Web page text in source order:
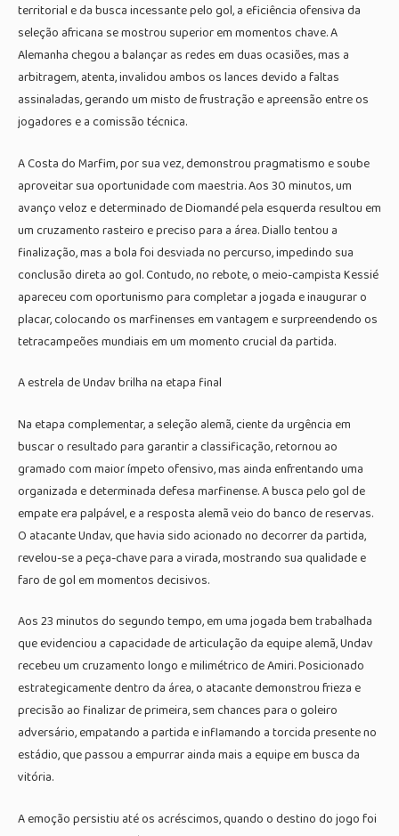
territorial e da busca incessante pelo gol, a eficiência ofensiva da
seleção africana se mostrou superior em momentos chave. A
Alemanha chegou a balançar as redes em duas ocasiões, mas a
arbitragem, atenta, invalidou ambos os lances devido a faltas
assinaladas, gerando um misto de frustração e apreensão entre os
jogadores e a comissão técnica.
A Costa do Marfim, por sua vez, demonstrou pragmatismo e soube
aproveitar sua oportunidade com maestria. Aos 30 minutos, um
avanço veloz e determinado de Diomandé pela esquerda resultou em
um cruzamento rasteiro e preciso para a área. Diallo tentou a
finalização, mas a bola foi desviada no percurso, impedindo sua
conclusão direta ao gol. Contudo, no rebote, o meio-campista Kessié
apareceu com oportunismo para completar a jogada e inaugurar o
placar, colocando os marfinenses em vantagem e surpreendendo os
tetracampeões mundiais em um momento crucial da partida.
A estrela de Undav brilha na etapa final
Na etapa complementar, a seleção alemã, ciente da urgência em
buscar o resultado para garantir a classificação, retornou ao
gramado com maior ímpeto ofensivo, mas ainda enfrentando uma
organizada e determinada defesa marfinense. A busca pelo gol de
empate era palpável, e a resposta alemã veio do banco de reservas.
O atacante Undav, que havia sido acionado no decorrer da partida,
revelou-se a peça-chave para a virada, mostrando sua qualidade e
faro de gol em momentos decisivos.
Aos 23 minutos do segundo tempo, em uma jogada bem trabalhada
que evidenciou a capacidade de articulação da equipe alemã, Undav
recebeu um cruzamento longo e milimétrico de Amiri. Posicionado
estrategicamente dentro da área, o atacante demonstrou frieza e
precisão ao finalizar de primeira, sem chances para o goleiro
adversário, empatando a partida e inflamando a torcida presente no
estádio, que passou a empurrar ainda mais a equipe em busca da
vitória.
A emoção persistiu até os acréscimos, quando o destino do jogo foi